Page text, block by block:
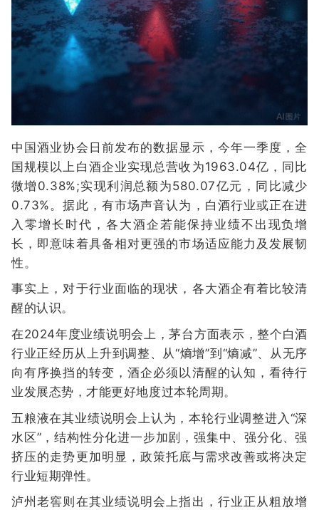
中国酒业协会日前发布的数据显示，今年一季度，全
国规模以上白酒企业实现总营收为1963.04亿，同比
微增0.38%;实现利润总额为580.07亿元，同比减少
0.73%。据此，有市场声音认为，白酒行业或正在进
入零增长时代，各大酒企若能保持业绩不出现负增
长，即意味着具备相对更强的市场适应能力及发展韧
性。
事实上，对于行业面临的现状，各大酒企有着比较清
醒的认识。
在2024年度业绩说明会上，茅台方面表示，整个白酒
行业正经历从上升到调整、从“熵增”到“熵减”、从无序
向有序换挡的转变，酒企必须以清醒的认知，看待行
业发展态势，才能更好地度过本轮周期。
五粮液在其业绩说明会上认为，本轮行业调整进入“深
水区”，结构性分化进一步加剧，强集中、强分化、强
挤压的走势更加明显，政策托底与需求改善或将决定
行业短期弹性。
泸州老窖则在其业绩说明会上指出，行业正从粗放增